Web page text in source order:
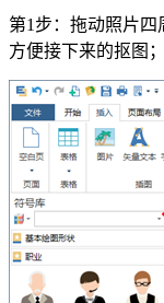
第1步：拖动照片
方便接下来的抠图；